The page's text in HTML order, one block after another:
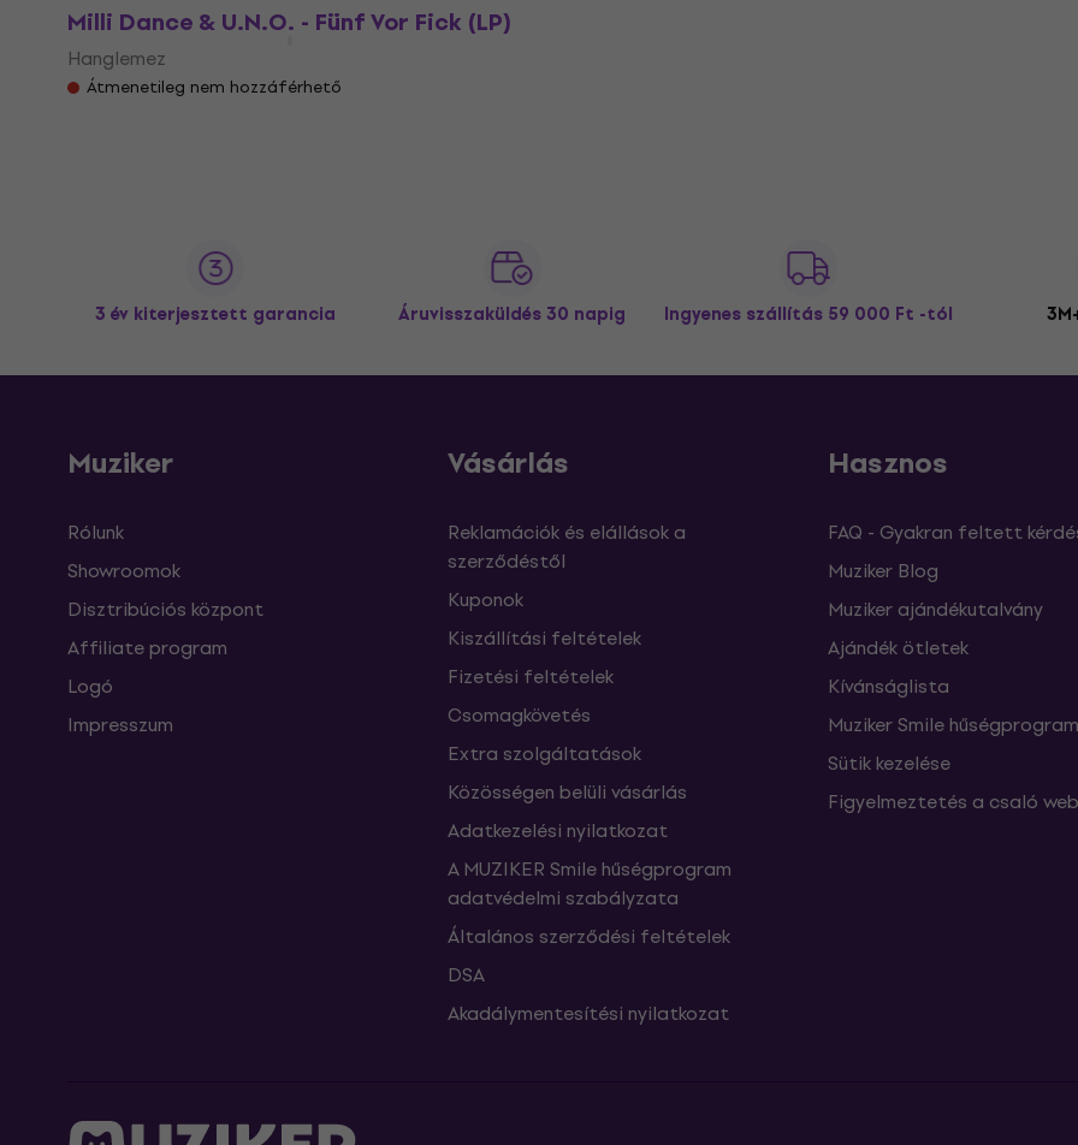
Milli Dance & U.N.O. - Fünf Vor Fick (LP)
Hanglemez
Átmenetileg nem hozzáférhető
3 év kiterjesztett garancia Áruvisszaküldés 30 napig Ingyenes szállítás 59 000 Ft -tól
Muziker
Rólunk
Showroomok
Disztribúciós központ
Affiliate program
Logó
Impresszum
Vásárlás
Reklamációk és elállások a
szerződéstől
Kuponok
Kiszállítási feltételek
Fizetési feltételek
Csomagkövetés
Extra szolgáltatások
Közösségen belüli vásárlás
Adatkezelési nyilatkozat
A MUZIKER Smile hűségprogram
adatvédelmi szabályzata
Általános szerződési feltételek
DSA
Akadálymentesítési nyilatkozat
Hasznos
FAQ - Gyakran feltett
Muziker Blog
Muziker ajándékutalvány
Ajándék ötletek
Kívánságlista
Muziker Smile hűségprogram
Sütik kezelése
Figyelmeztetés a csaló